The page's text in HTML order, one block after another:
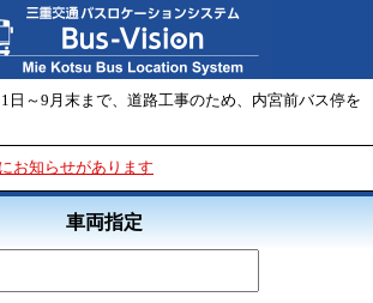
1日～9月末まで、道路工事のため、内宮前バス停を
お知らせがあります
車両指定